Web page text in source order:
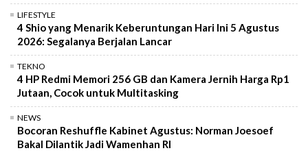
LIFESTYLE
4 Shio yang Menarik Keberuntungan Hari Ini 5 Agustus
2026: Segalanya Berjalan Lancar
TEKNO
4 HP Redmi Memori 256 GB dan Kamera Jernih Harga Rp1
Jutaan, Cocok untuk Multitasking
NEWS
Bocoran Reshuffle Kabinet Agustus: Norman Joesoef
Bakal Dilantik Jadi Wamenhan RI